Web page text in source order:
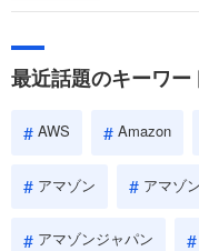
やこれまでの
しょう。
最近話題のキーワー
AWS Amazon
アマゾン アマゾ
アマゾンジャパン